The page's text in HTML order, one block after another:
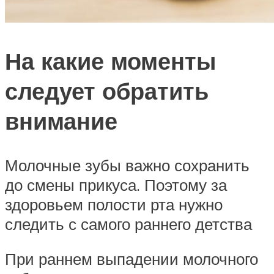
На какие моменты
следует обратить
внимание
Молочные зубы важно сохранить
до смены прикуса. Поэтому за
здоровьем полости рта нужно
следить с самого раннего детства
При раннем выпадении молочного